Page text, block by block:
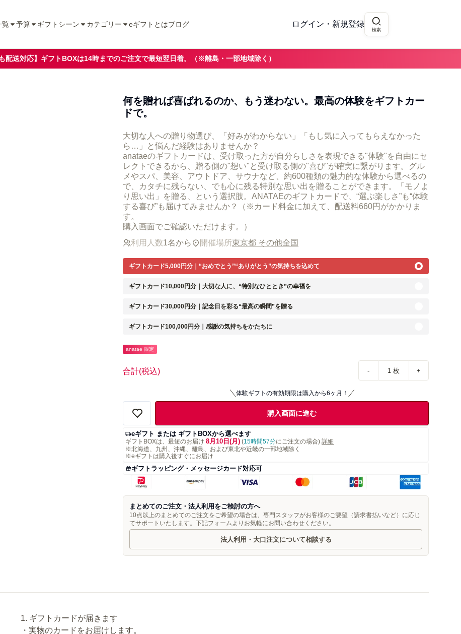
覧 予算 ギフトシーン カテゴリー eギフトとはブログ ログイン・新規登録
検索
も配送対応】ギフトBOXは14時までのご注文で最短翌日着。（※離島・一部地域除く）
何を贈れば喜ばれるのか、もう迷わない。最高の体験をギフトカー
ドで。
大切な人への贈り物選び、「好みがわからない」「もし気に入ってもらえなかった
ら…」と悩んだ経験はありませんか？
anataeのギフトカードは、受け取った方が自分らしさを表現できる"体験"を自由にセ
レクトできるから、贈る側の"想い"と受け取る側の"喜び"が確実に繋がります。グル
メやスパ、美容、アウトドア、サウナなど、約600種類の魅力的な体験から選べるの
で、カタチに残らない、でも心に残る特別な思い出を贈ることができます。「モノよ
り思い出」を贈る、という選択肢。ANATAEのギフトカードで、“選ぶ楽しさ”も“体験
する喜び”も届けてみませんか？（※カード料金に加えて、配送料660円がかかりま
す。
購入画面でご確認いただけます。）
利用人数1名から 開催場所東京都 その他全国
ギフトカード5,000円分｜“おめでとう”“ありがとう”の気持ちを込めて
ギフトカード10,000円分｜大切な人に、“特別なひととき”の幸福を
ギフトカード30,000円分｜記念日を彩る“最高の瞬間”を贈る
ギフトカード100,000円分｜感謝の気持ちをかたちに
anatae 限定
合計(税込) - 1 枚 +
体験ギフトの有効期限は購入から6ヶ月！
購入画面に進む
eギフト または ギフトBOXから選べます
ギフトBOXは、最短のお届け 8月10日(月) (15時間57分にご注文の場合) 詳細
※北海道、九州、沖縄、離島、および東北や近畿の一部地域除く
※eギフトは購入後すぐにお届け
ギフトラッピング・メッセージカード対応可
まとめてのご注文・法人利用をご検討の方へ
10点以上のまとめてのご注文をご希望の場合は、専門スタッフがお客様のご要望（請求書払いなど）に応じ
てサポートいたします。下記フォームよりお気軽にお問い合わせください。
法人利用・大口注文について相談する
1. ギフトカードが届きます
・実物のカードをお届けします。